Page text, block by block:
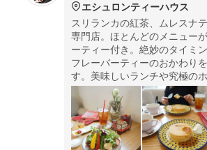
エシュロンティーハウス
スリランカの紅茶、ムレスナ
専門店。ほとんどのメニュー
ーティー付き。絶妙のタイミ
フレーバーティーのおかわり
す。美味しいランチや究極の
ススメ♡